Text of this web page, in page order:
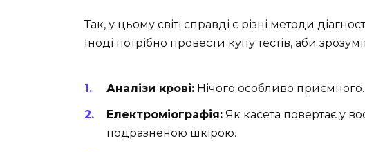
Так, у цьому світі справді є різні методи
Іноді потрібно провести купу тестів, аби
Аналізи крові: Нічого особливо приємного.
Електроміографія: Як касета повертає у
подразненою шкірою.